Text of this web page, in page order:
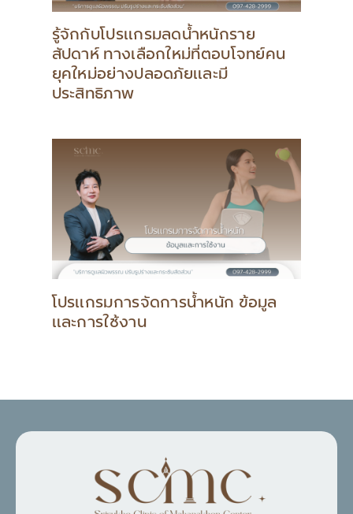
รู้จักกับโปรแกรมลดน้ำหนักราย
สัปดาห์ ทางเลือกใหม่ที่ตอบโจทย์คน
ยุคใหม่อย่างปลอดภัยและมี
ประสิทธิภาพ
โปรแกรมการจัดการน้ำหนัก ข้อมูล
และการใช้งาน